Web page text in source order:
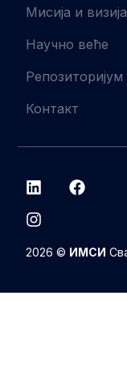
Мисија и визија
Научно веће
Репозиторијум
Контакт
i
k
d
a
o
n
t
g
m
2026 © ИМСИ